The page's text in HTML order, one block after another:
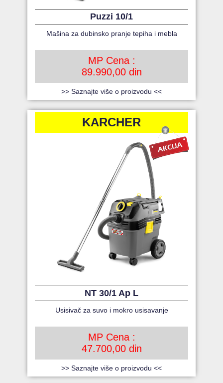
Puzzi 10/1
Mašina za dubinsko pranje tepiha i mebla
MP Cena :
89.990,00 din
>> Saznajte više o proizvodu <<
KARCHER
NT 30/1 Ap L
Usisivač za suvo i mokro usisavanje
MP Cena :
47.700,00 din
>> Saznajte više o proizvodu <<